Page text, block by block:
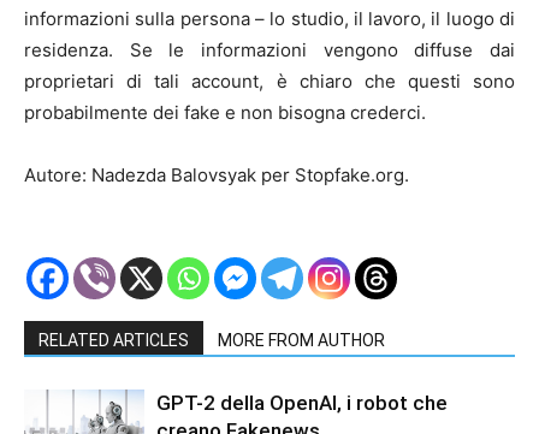
informazioni sulla persona – lo studio, il lavoro, il luogo di
residenza. Se le informazioni vengono diffuse dai
proprietari di tali account, è chiaro che questi sono
probabilmente dei fake e non bisogna crederci.
Autore: Nadezda Balovsyak per Stopfake.org.
RELATED ARTICLES MORE FROM AUTHOR
GPT-2 della OpenAI, i robot che